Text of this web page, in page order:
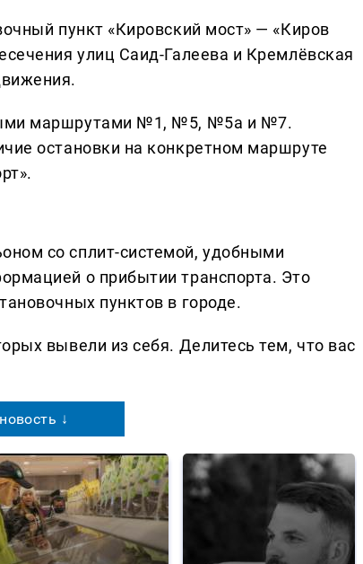
пункт «Кировский мост» — «Киров
улиц Саид-Галеева и Кремлёвская
маршрутами №1, №5, №5а и №7.
остановки на конкретном маршруте
со сплит-системой, удобными
о прибытии транспорта. Это
пунктов в городе.
вывели из себя. Делитеcь тем, что вас
↓